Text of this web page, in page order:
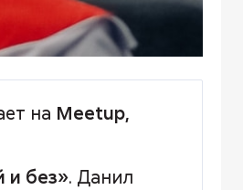
на Meetup,
и без». Данил